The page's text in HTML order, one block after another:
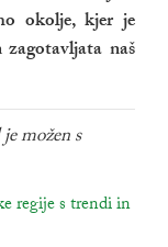
okolje, kjer je
naš
možen s
regije s trendi in